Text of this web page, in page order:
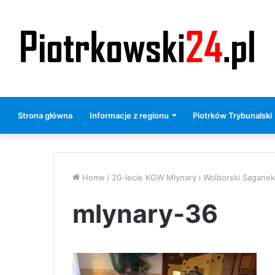
Strona główna Informacje z regionu Piotrków Trybunalski
Home / 20-lecie KGW Młynary i Wolborski Saganek
mlynary-36